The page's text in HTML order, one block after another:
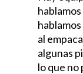
al
algunas
lo que no